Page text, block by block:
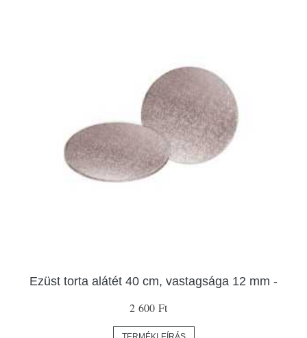
Ezüst torta alátét 40 cm, vastagsága 12 mm -
2 600 Ft